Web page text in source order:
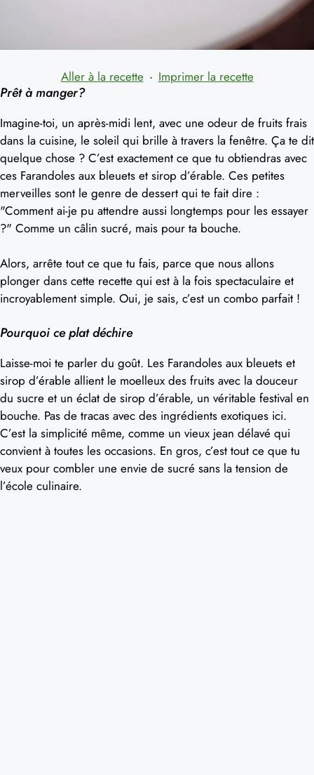
Aller à la recette · Imprimer la recette
Prêt à manger?
Imagine-toi, un après-midi lent, avec une odeur de fruits frais
dans la cuisine, le soleil qui brille à travers la fenêtre. Ça te dit
quelque chose ? C’est exactement ce que tu obtiendras avec
ces Farandoles aux bleuets et sirop d’érable. Ces petites
merveilles sont le genre de dessert qui te fait dire :
"Comment ai-je pu attendre aussi longtemps pour les essayer
?" Comme un câlin sucré, mais pour ta bouche.
Alors, arrête tout ce que tu fais, parce que nous allons
plonger dans cette recette qui est à la fois spectaculaire et
incroyablement simple. Oui, je sais, c’est un combo parfait !
Pourquoi ce plat déchire
Laisse-moi te parler du goût. Les Farandoles aux bleuets et
sirop d’érable allient le moelleux des fruits avec la douceur
du sucre et un éclat de sirop d’érable, un véritable festival en
bouche. Pas de tracas avec des ingrédients exotiques ici.
C’est la simplicité même, comme un vieux jean délavé qui
convient à toutes les occasions. En gros, c’est tout ce que tu
veux pour combler une envie de sucré sans la tension de
l’école culinaire.